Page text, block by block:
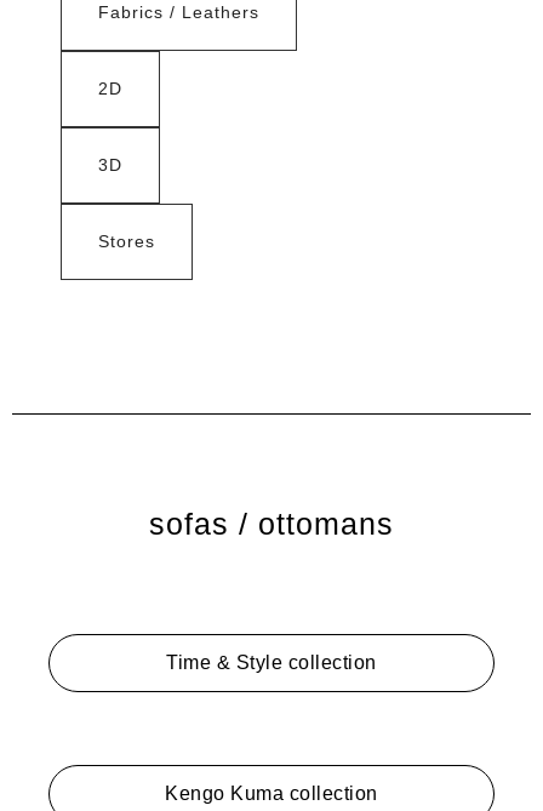
Fabrics / Leathers
2D
3D
Stores
sofas / ottomans
Time & Style collection
Kengo Kuma collection